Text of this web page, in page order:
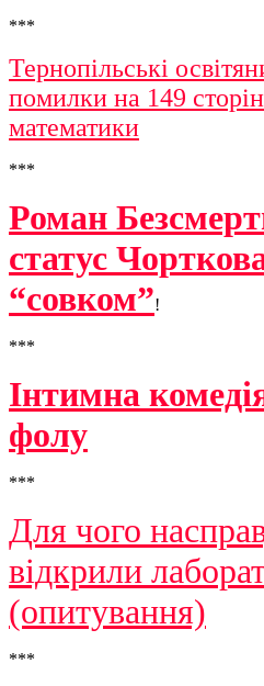
***
Тернопільські
помилки на 149
математики
***
Роман
статус
“совком”!
***
Інтимна
фолу
***
Для чого
відкрили
(опитування)
***